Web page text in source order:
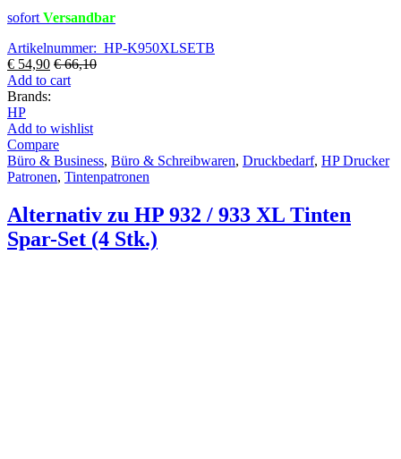
sofort Versandbar
Artikelnummer: HP-K950XLSETB
€ 54,90 €66,10
Add to cart
Brands:
HP
Add to wishlist
Compare
Büro & Business, Büro & Schreibwaren, Druckbedarf, HP Drucker
Patronen, Tintenpatronen
Alternativ zu HP 932 / 933 XL Tinten
Spar-Set (4 Stk.)